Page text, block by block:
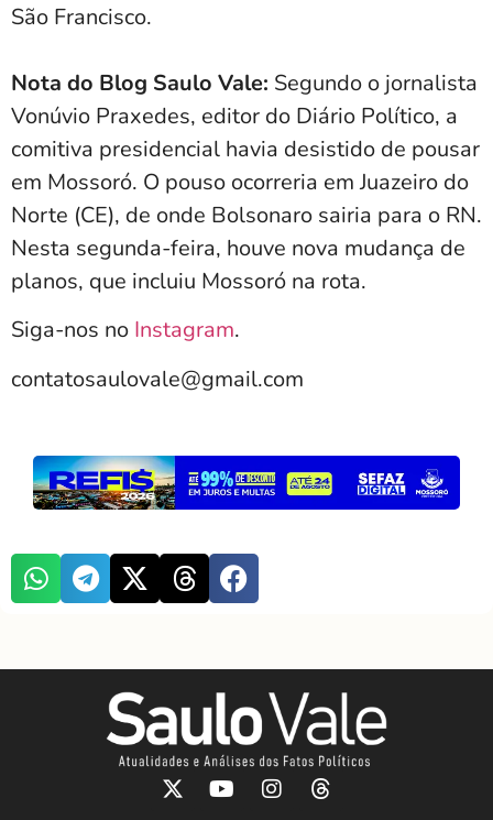
São Francisco.
Nota do Blog Saulo Vale: Segundo o jornalista
Vonúvio Praxedes, editor do Diário Político, a
comitiva presidencial havia desistido de pousar
em Mossoró. O pouso ocorreria em Juazeiro do
Norte (CE), de onde Bolsonaro sairia para o RN.
Nesta segunda-feira, houve nova mudança de
planos, que incluiu Mossoró na rota.
Siga-nos no Instagram.
contatosaulovale@gmail.com